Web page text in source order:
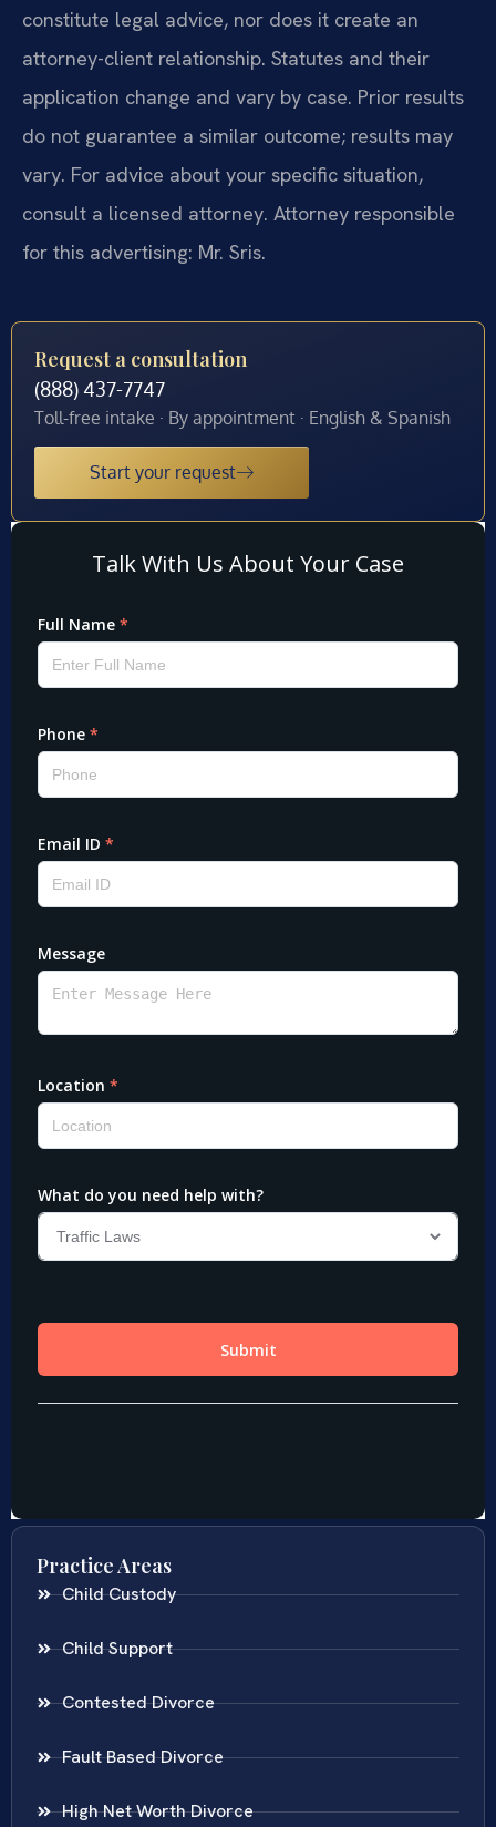
constitute legal advice, nor does it create an
attorney-client relationship. Statutes and their
application change and vary by case. Prior results
do not guarantee a similar outcome; results may
vary. For advice about your specific situation,
consult a licensed attorney. Attorney responsible
for this advertising: Mr. Sris.
Request a consultation
(888) 437-7747
Toll-free intake · By appointment · English & Spanish
Start your request
Practice Areas
Child Custody
Child Support
Contested Divorce
Fault Based Divorce
High Net Worth Divorce